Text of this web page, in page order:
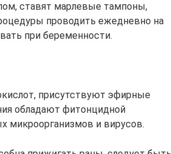
ставят марлевые тампоны,
проводить ежедневно на
при беременности.
присутствуют эфирные
обладают фитонцидной
микроорганизмов и вирусов.